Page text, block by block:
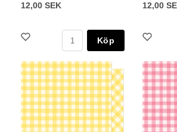
12,00 SEK
Köp
12,00